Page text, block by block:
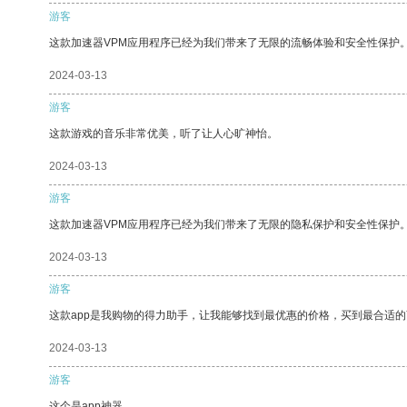
游客
这款加速器VPM应用程序已经为我们带来了无限的流畅体验和安全性保护。
2024-03-13
游客
这款游戏的音乐非常优美，听了让人心旷神怡。
2024-03-13
游客
这款加速器VPM应用程序已经为我们带来了无限的隐私保护和安全性保护。
2024-03-13
游客
这款app是我购物的得力助手，让我能够找到最优惠的价格，买到最合适的
2024-03-13
游客